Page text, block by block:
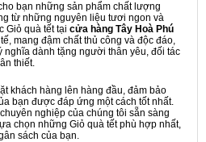
bạn những sản phẩm chất lượng
từ những nguyên liệu tươi ngon và
Giỏ quà tết tại cửa hàng Tây Hoà Phú
mang đậm chất thủ công và độc đáo,
nghĩa dành tặng người thân yêu, đối tác
thiết.
khách hàng lên hàng đầu, đảm bảo
bạn được đáp ứng một cách tốt nhất.
nghiệp của chúng tôi sẵn sàng
chọn những Giỏ quà tết phù hợp nhất,
sách của bạn.